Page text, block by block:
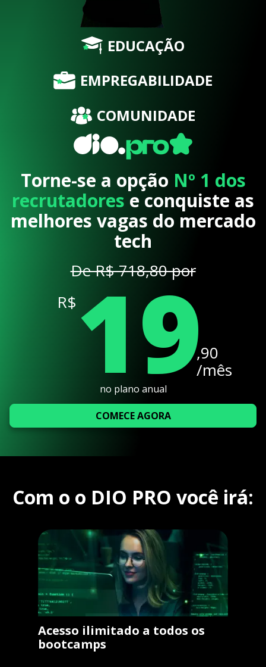
EDUCAÇÃO
EMPREGABILIDADE
COMUNIDADE
Torne-se a opção Nº 1 dos
recrutadores e conquiste as
melhores vagas do mercado
tech
De R$ 718,80 por
R$ 19,90
/mês
no plano anual
COMECE AGORA
Com o o DIO PRO você irá:
Acesso ilimitado a todos os
bootcamps